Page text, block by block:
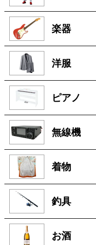
楽器
洋服
ピアノ
無線機
着物
釣具
お酒